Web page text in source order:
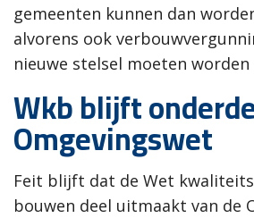
gemeenten kunnen dan
alvorens ook
nieuwe stelsel moeten worden
Wkb blijft
Omgevingswet
Feit blijft dat de Wet
bouwen deel uitmaakt van de